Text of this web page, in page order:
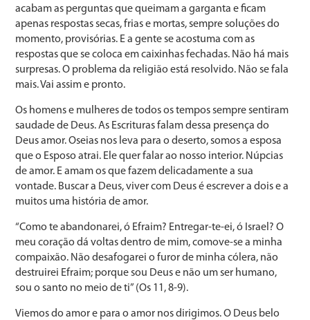
acabam as perguntas que queimam a garganta e ficam
apenas respostas secas, frias e mortas, sempre soluções do
momento, provisórias. E a gente se acostuma com as
respostas que se coloca em caixinhas fechadas. Não há mais
surpresas. O problema da religião está resolvido. Não se fala
mais. Vai assim e pronto.
Os homens e mulheres de todos os tempos sempre sentiram
saudade de Deus. As Escrituras falam dessa presença do
Deus amor. Oseias nos leva para o deserto, somos a esposa
que o Esposo atrai. Ele quer falar ao nosso interior. Núpcias
de amor. E amam os que fazem delicadamente a sua
vontade. Buscar a Deus, viver com Deus é escrever a dois e a
muitos uma história de amor.
“Como te abandonarei, ó Efraim? Entregar-te-ei, ó Israel? O
meu coração dá voltas dentro de mim, comove-se a minha
compaixão. Não desafogarei o furor de minha cólera, não
destruirei Efraim; porque sou Deus e não um ser humano,
sou o santo no meio de ti” (Os 11, 8-9).
Viemos do amor e para o amor nos dirigimos. O Deus belo